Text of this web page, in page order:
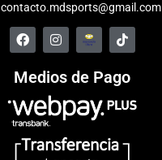
contacto.mdsports@gmail.com
Medios de Pago